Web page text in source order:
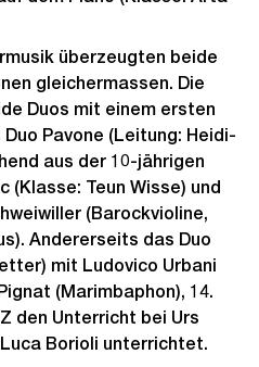
überzeugten beide
gleichermassen. Die
Duos mit einem ersten
Pavone (Leitung: Heidi-
aus der 10-jährigen
(Klasse: Teun Wisse) und
(Barockvioline,
Andererseits das Duo
mit Ludovico Urbani
(Marimbaphon), 14.
den Unterricht bei Urs
Borioli unterrichtet.